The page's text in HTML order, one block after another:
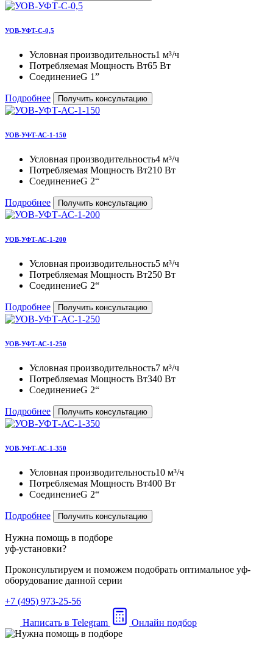
УОВ-УФТ-С-0,5
Условная производительность1 м³/ч
Потребляемая Мощность Вт65 Вт
СоединениеG 1”
Подробнее Получить консультацию
УОВ-УФТ-АС-1-150
Условная производительность4 м³/ч
Потребляемая Мощность Вт210 Вт
СоединениеG 2“
Подробнее Получить консультацию
УОВ-УФТ-АС-1-200
Условная производительность5 м³/ч
Потребляемая Мощность Вт250 Вт
СоединениеG 2“
Подробнее Получить консультацию
УОВ-УФТ-АС-1-250
Условная производительность7 м³/ч
Потребляемая Мощность Вт340 Вт
СоединениеG 2“
Подробнее Получить консультацию
УОВ-УФТ-АС-1-350
Условная производительность10 м³/ч
Потребляемая Мощность Вт400 Вт
СоединениеG 2“
Подробнее Получить консультацию
Нужна помощь в подборе
уф-установки?
Проконсультируем и поможем подобрать оптимальное уф-
оборудование данной серии
+7 (495) 973-25-56
Написать в Telegram Онлайн подбор